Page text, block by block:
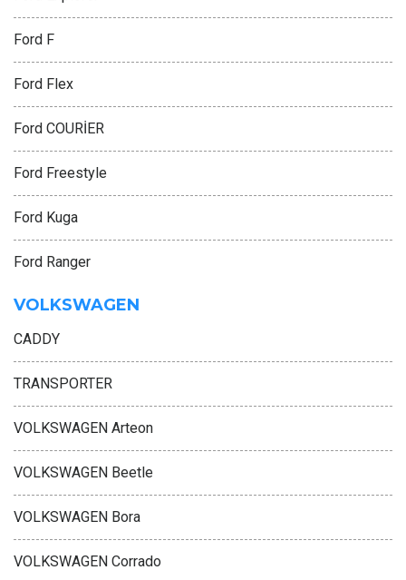
Ford F
Ford Flex
Ford COURİER
Ford Freestyle
Ford Kuga
Ford Ranger
VOLKSWAGEN
CADDY
TRANSPORTER
VOLKSWAGEN Arteon
VOLKSWAGEN Beetle
VOLKSWAGEN Bora
VOLKSWAGEN Corrado